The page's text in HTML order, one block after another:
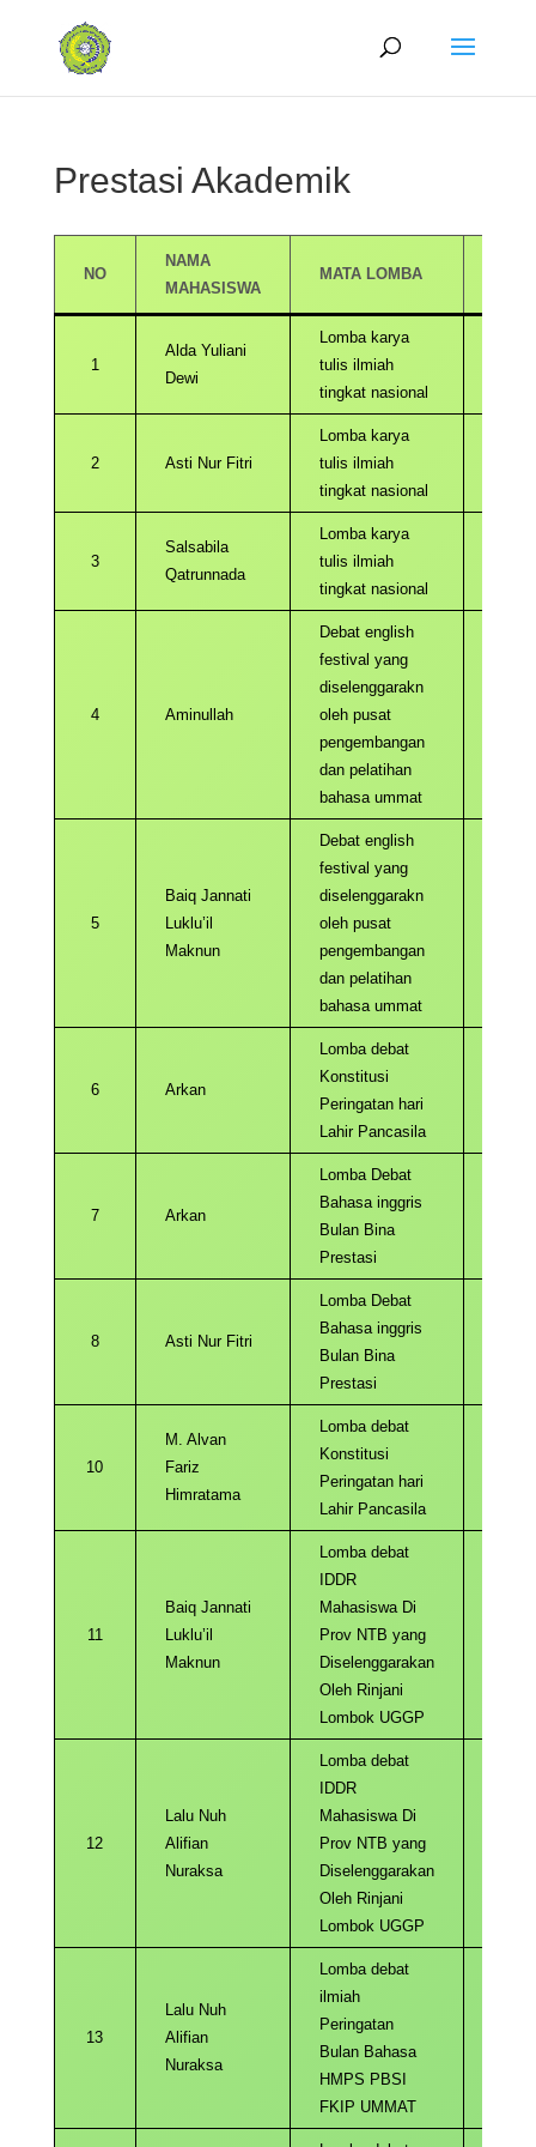
Prestasi Akademik
NO
NAMA
MAHASISWA
MATA LOMBA
1
Alda Yuliani
Dewi
Lomba karya
tulis ilmiah
tingkat nasional
2 Asti Nur Fitri
Lomba karya
tulis ilmiah
tingkat nasional
3
Salsabila
Qatrunnada
Lomba karya
tulis ilmiah
tingkat nasional
4 Aminullah
Debat english
festival yang
diselenggarakn
oleh pusat
pengembangan
dan pelatihan
bahasa ummat
5
Baiq Jannati
Luklu’il
Maknun
Debat english
festival yang
diselenggarakn
oleh pusat
pengembangan
dan pelatihan
bahasa ummat
6 Arkan
Lomba debat
Konstitusi
Peringatan hari
Lahir Pancasila
7 Arkan
Lomba Debat
Bahasa inggris
Bulan Bina
Prestasi
8 Asti Nur Fitri
Lomba Debat
Bahasa inggris
Bulan Bina
Prestasi
10
M. Alvan
Fariz
Himratama
Lomba debat
Konstitusi
Peringatan hari
Lahir Pancasila
11
Baiq Jannati
Luklu’il
Maknun
Lomba debat
IDDR
Mahasiswa Di
Prov NTB yang
Diselenggarakan
Oleh Rinjani
Lombok UGGP
12
Lalu Nuh
Alifian
Nuraksa
Lomba debat
IDDR
Mahasiswa Di
Prov NTB yang
Diselenggarakan
Oleh Rinjani
Lombok UGGP
13
Lalu Nuh
Alifian
Nuraksa
Lomba debat
ilmiah
Peringatan
Bulan Bahasa
HMPS PBSI
FKIP UMMAT